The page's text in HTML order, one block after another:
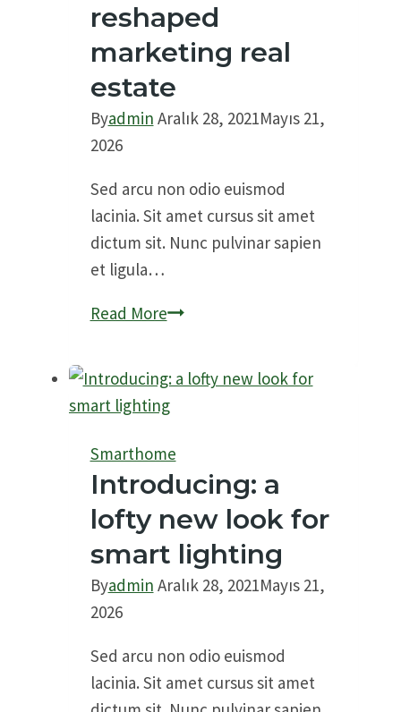
reshaped
marketing real
estate
Byadmin Aralık 28, 2021Mayıs 21,
2026
Sed arcu non odio euismod
lacinia. Sit amet cursus sit amet
dictum sit. Nunc pulvinar sapien
et ligula…
Read More4
reality
has
reshaped
marketing
real
estate
Smarthome
​Introducing: a
lofty new look for
smart lighting
Byadmin Aralık 28, 2021Mayıs 21,
2026
Sed arcu non odio euismod
lacinia. Sit amet cursus sit amet